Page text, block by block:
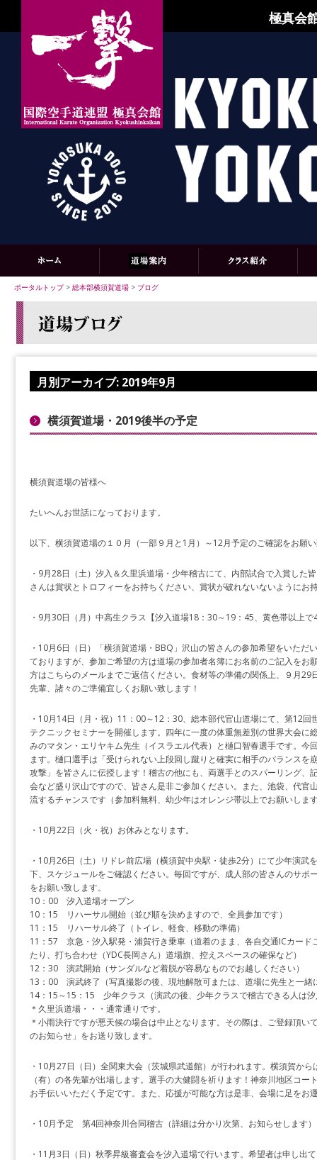
極真会
ポータルトップ> 総本部横須賀道場 > ブログ
月別アーカイブ: 2019年9月
横須賀道場・2019後半の予定
横須賀道場の皆様へ
たいへんお世話になっております。
以下、横須賀道場の１０月（一部９月と1月）～12月予定のご確認をお願
・9月28日（土）汐入＆久里浜道場・少年稽古にて、内部試合で入賞した
さんは賞状とトロフィーをお持ちください、賞状が破れないないようにお
・9月30日（月）中高生クラス【汐入道場18：30～19：45、黄色帯以上
・10月6日（日）「横須賀道場・BBQ」沢山の皆さんの参加希望をいただ
ておりますが、参加ご希望の方は道場の参加者名簿にお名前のご記入をお
方はこちらのメールまでご返信ください。食材等の準備の関係上、９月29
先輩、諸々のご準備宜しくお願い致します！
・10月14日（月・祝）11：00～12：30、総本部代官山道場にて、第12
テクニックセミナーを開催します。四年に一度の体重無差別の世界大会に
みのマタン・エリヤキム先生（イスラエル代表）と樋口智春選手です。今
ます。樋口選手は「受けられない上段回し蹴りと確実に相手のバランスを
攻撃」を皆さんに伝授します！稽古の他にも、両選手とのスパーリング、
会など盛り沢山ですので、皆さん是非ご参加ください。また、池袋、代官
流するチャンスです（参加料無料、幼少年はオレンジ帯以上でお願いしま
・10月22日（火・祝）お休みとなります。
・10月26日（土）リドレ前広場（横須賀中央駅・徒歩2分）にて少年演武
下、スケジュールをご確認ください。毎回ですが、成人部の皆さんのサポ
をお願い致します。
10：00 汐入道場オープン
10：15 リハーサル開始（並び順を決めますので、全員参加です）
11：15 リハーサル終了（トイレ、軽食、移動の準備）
11：57 京急・汐入駅発・浦賀行き乗車（道着のまま、各自交通ICカード
たり、打ち合わせ（YDC長岡さん）道場旗、控えスペースの確保など）
12：30 演武開始（サンダルなど着脱が容易なものでお越しください）
13：00 演武終了（写真撮影の後、現地解散可または、道場に先生と一緒
14：15～15：15 少年クラス（演武の後、少年クラスで稽古できる人は
＊久里浜道場・・・通常通りです。
＊小雨決行ですが悪天候の場合は中止となります。その際は、ご登録頂い
のお知らせ」をお送り致します。
・10月27日（日）全関東大会（茨城県武道館）が行われます。横須賀か
（有）の各先輩が出場します。選手の大健闘を祈ります！神奈川地区コ
お手伝いいただく予定です。また、応援が可能な方は是非、会場に足をお
・10月予定 第4回神奈川合同稽古（詳細は分かり次第、お知らせします）
・11月3日（日）秋季昇級審査会を汐入道場で行います。希望者は申し出